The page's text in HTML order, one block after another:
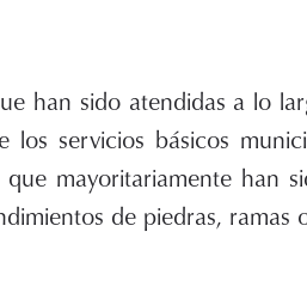
han sido atendidas a lo
servicios básicos
mayoritariamente han
de piedras, ramas